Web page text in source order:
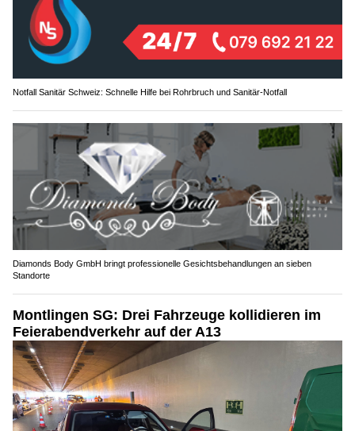
Notfall Sanitär Schweiz: Schnelle Hilfe bei Rohrbruch und Sanitär-Notfall
Diamonds Body GmbH bringt professionelle Gesichtsbehandlungen an sieben
Standorte
Montlingen SG: Drei Fahrzeuge kollidieren im
Feierabendverkehr auf der A13